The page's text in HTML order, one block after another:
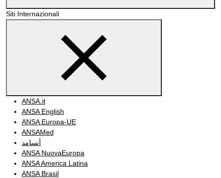
Siti Internazionali
ANSA.it
ANSA English
ANSA Europa-UE
ANSAMed
أنسامد
ANSA NuovaEuropa
ANSA America Latina
ANSA Brasil